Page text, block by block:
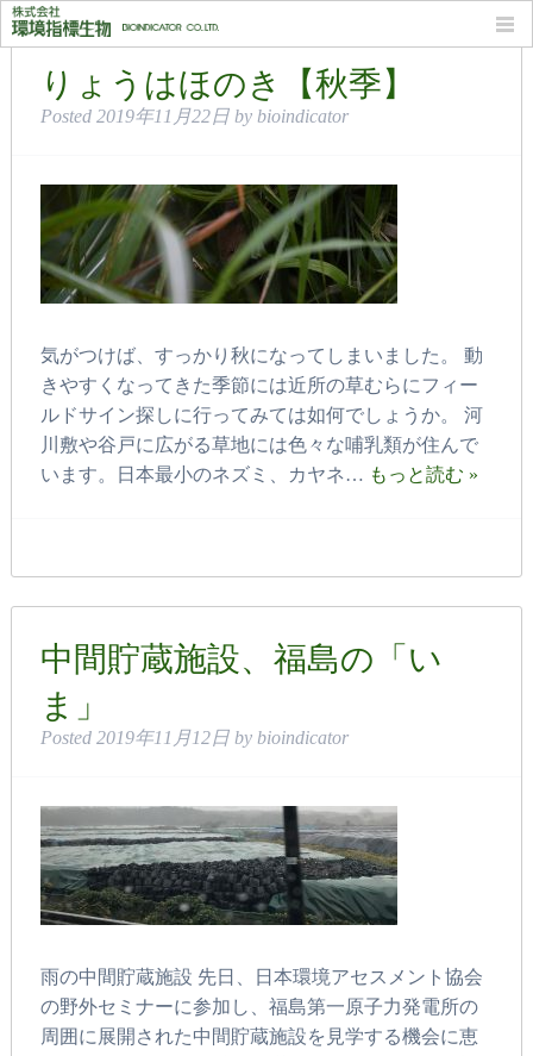
月別: 2019年11月
りょうはほのき【秋季】
Posted 2019年11月22日 by bioindicator
気がつけば、すっかり秋になってしまいました。 動
きやすくなってきた季節には近所の草むらにフィー
ルドサイン探しに行ってみては如何でしょうか。 河
川敷や谷戸に広がる草地には色々な哺乳類が住んで
います。日本最小のネズミ、カヤネ… もっと読む »
中間貯蔵施設、福島の「い
ま」
Posted 2019年11月12日 by bioindicator
雨の中間貯蔵施設 先日、日本環境アセスメント協会
の野外セミナーに参加し、福島第一原子力発電所の
周囲に展開された中間貯蔵施設を見学する機会に恵